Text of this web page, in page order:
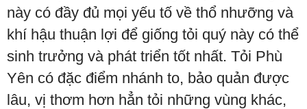
này có đầy đủ mọi yếu tố về thổ nhưỡng và
khí hậu thuận lợi để giống tỏi quý này có thể
sinh trưởng và phát triển tốt nhất. Tỏi Phù
Yên có đặc điểm nhánh to, bảo quản được
lâu, vị thơm hơn hẳn tỏi những vùng khác,